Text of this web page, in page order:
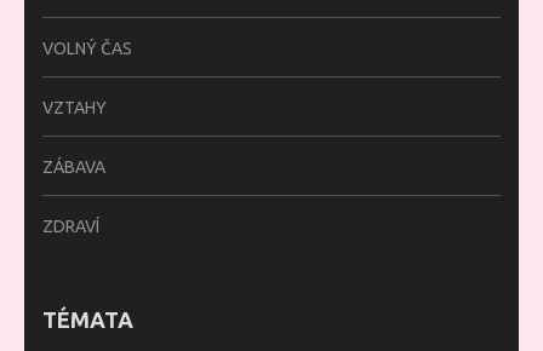
VOLNÝ ČAS
VZTAHY
ZÁBAVA
ZDRAVÍ
TÉMATA